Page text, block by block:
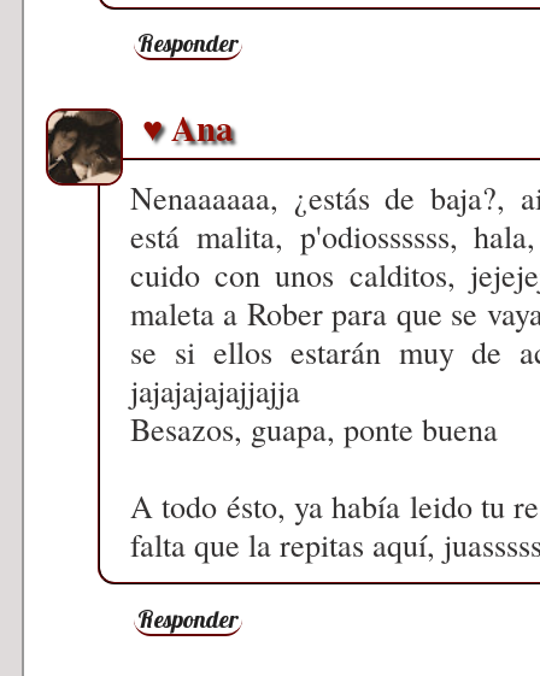
Responder
♥ Ana
Nenaaaaaa, ¿estás de baja?,
está malita, p'odiossssss,
cuido con unos calditos,
maleta a Rober para que se
se si ellos estarán muy de
jajajajajajjajja
Besazos, guapa, ponte buena
A todo ésto, ya había leido tu
falta que la repitas aquí,
Responder